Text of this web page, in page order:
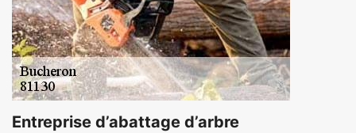
Entreprise d’abattage d’arbre